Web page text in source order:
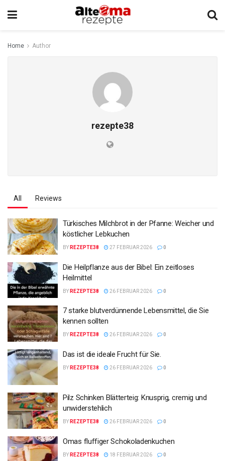
Home Author
rezepte38
All Reviews
Türkisches Milchbrot in der Pfanne: Weicher und
köstlicher Lebkuchen
BY REZEPTE38 27 FEBRUAR 2026 0
Die Heilpflanze aus der Bibel: Ein zeitloses
Heilmittel
BY REZEPTE38 26 FEBRUAR 2026 0
7 starke blutverdünnende Lebensmittel, die Sie
kennen sollten
BY REZEPTE38 26 FEBRUAR 2026 0
Das ist die ideale Frucht für Sie.
BY REZEPTE38 26 FEBRUAR 2026 0
Pilz Schinken Blätterteig: Knusprig, cremig und
unwiderstehlich
BY REZEPTE38 26 FEBRUAR 2026 0
Omas fluffiger Schokoladenkuchen
BY REZEPTE38 18 FEBRUAR 2026 0